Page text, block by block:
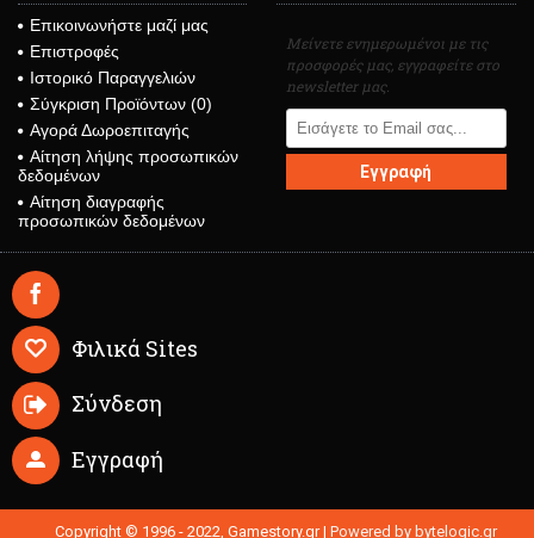
Επικοινωνήστε μαζί μας
Επιστροφές
Ιστορικό Παραγγελιών
Σύγκριση Προϊόντων (0)
Αγορά Δωροεπιταγής
Αίτηση λήψης προσωπικών
δεδομένων
Αίτηση διαγραφής
προσωπικών δεδομένων
Μείνετε ενημερωμένοι με τις
προσφορές μας, εγγραφείτε στο
newsletter μας.
Εγγραφή
Φιλικά Sites
Σύνδεση
Εγγραφή
Copyright © 1996 - 2022, Gamestory.gr | Powered by bytelogic.gr